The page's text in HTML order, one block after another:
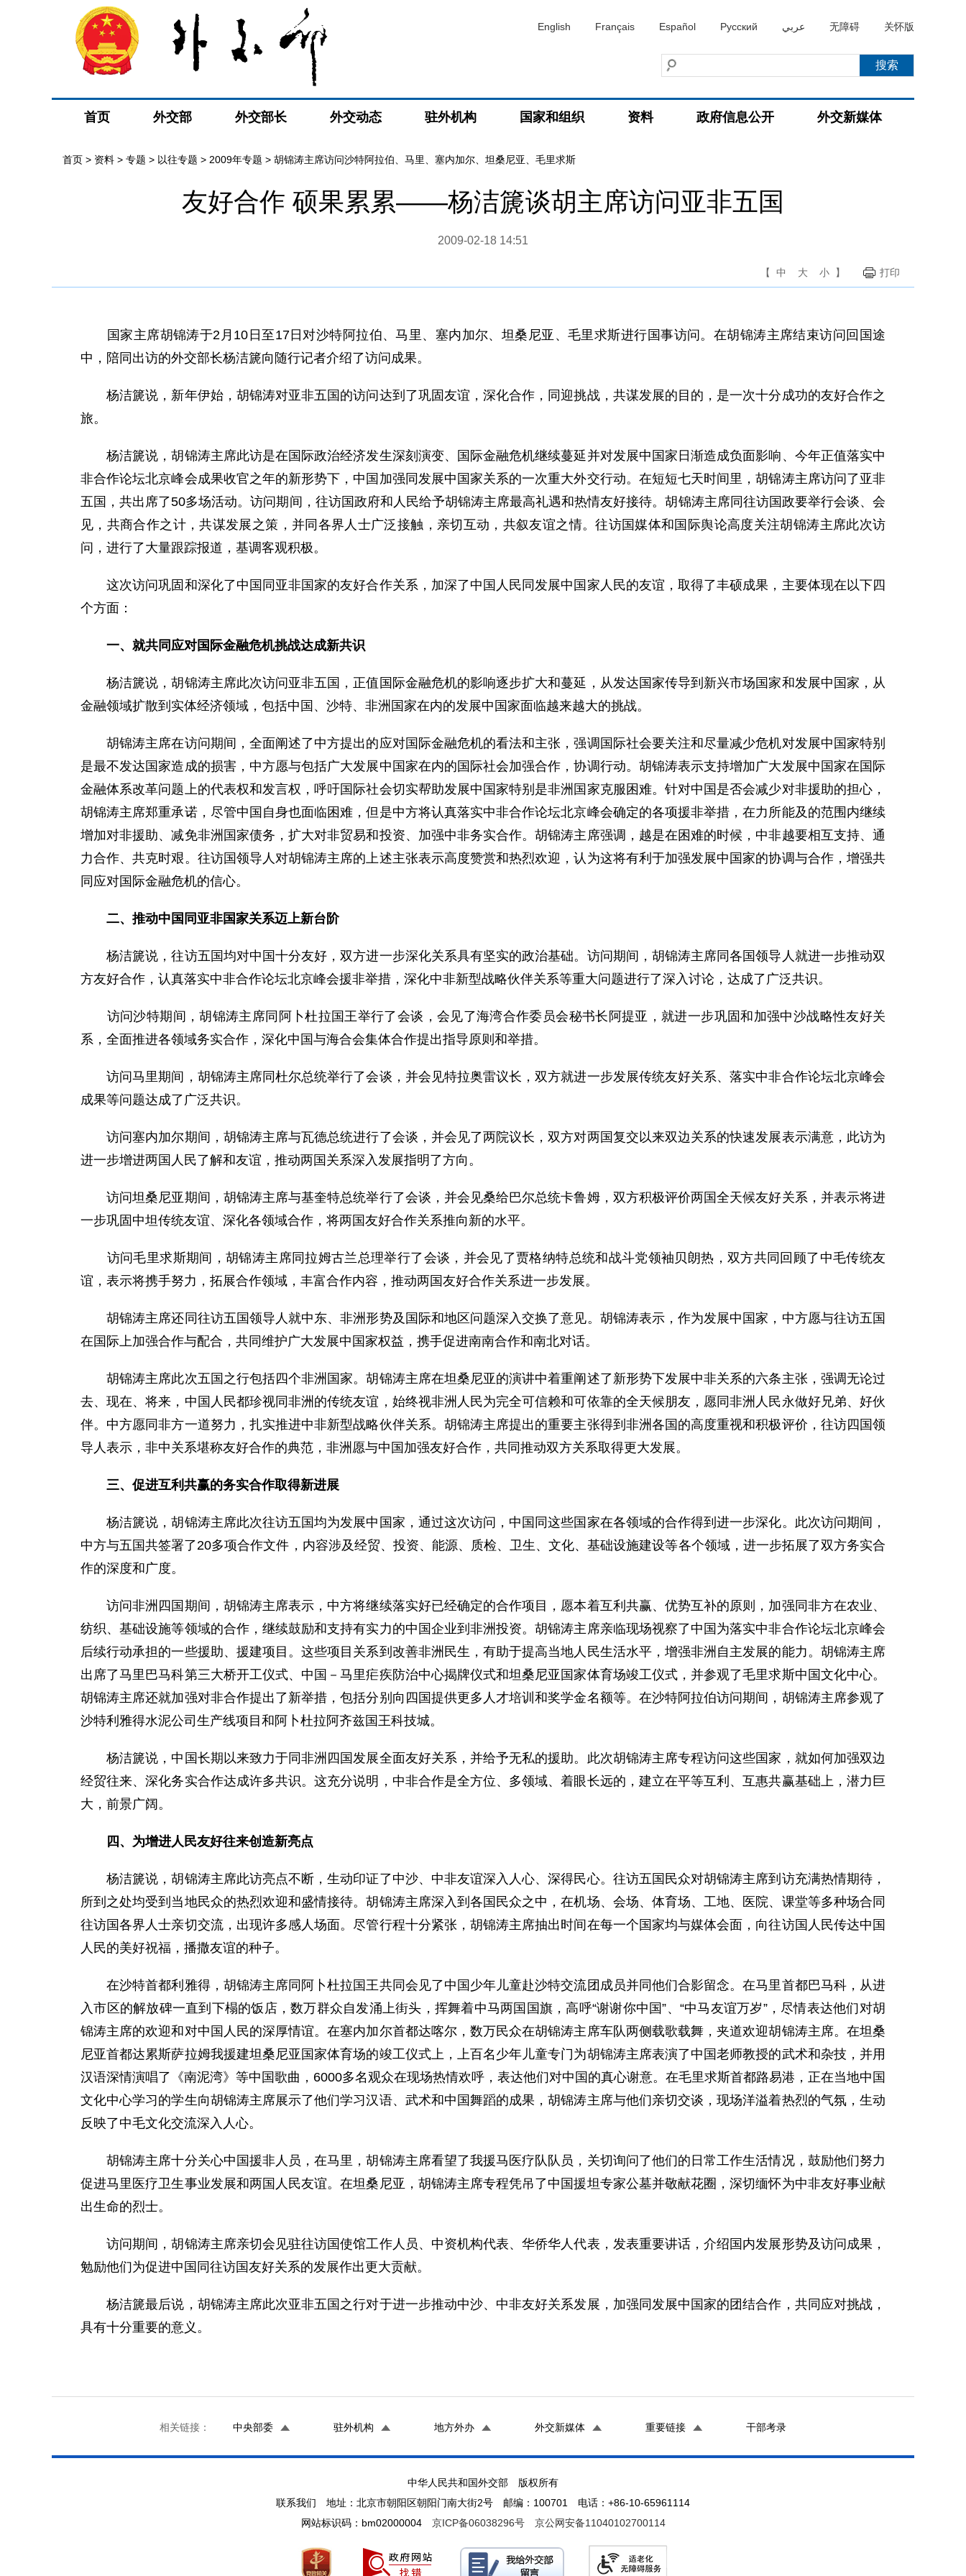
English Français Español Русский عربي 无障碍 关怀版
首页 外交部 外交部长 外交动态 驻外机构 国家和组织 资料 政府信息公开 外交新媒体
首页 > 资料 > 专题 > 以往专题 > 2009年专题 > 胡锦涛主席访问沙特阿拉伯、马里、塞内加尔、坦桑尼亚、毛里求斯
友好合作 硕果累累——杨洁篪谈胡主席访问亚非五国
2009-02-18 14:51
【 中 大 小 】 打印
国家主席胡锦涛于2月10日至17日对沙特阿拉伯、马里、塞内加尔、坦桑尼亚、毛里求斯进行国事访问。在胡锦涛主席结束访问回国途
中，陪同出访的外交部长杨洁篪向随行记者介绍了访问成果。
杨洁篪说，新年伊始，胡锦涛对亚非五国的访问达到了巩固友谊，深化合作，同迎挑战，共谋发展的目的，是一次十分成功的友好合作之
旅。
杨洁篪说，胡锦涛主席此访是在国际政治经济发生深刻演变、国际金融危机继续蔓延并对发展中国家日渐造成负面影响、今年正值落实中
非合作论坛北京峰会成果收官之年的新形势下，中国加强同发展中国家关系的一次重大外交行动。在短短七天时间里，胡锦涛主席访问了亚非
五国，共出席了50多场活动。访问期间，往访国政府和人民给予胡锦涛主席最高礼遇和热情友好接待。胡锦涛主席同往访国政要举行会谈、会
见，共商合作之计，共谋发展之策，并同各界人士广泛接触，亲切互动，共叙友谊之情。往访国媒体和国际舆论高度关注胡锦涛主席此次访
问，进行了大量跟踪报道，基调客观积极。
这次访问巩固和深化了中国同亚非国家的友好合作关系，加深了中国人民同发展中国家人民的友谊，取得了丰硕成果，主要体现在以下四
个方面：
一、就共同应对国际金融危机挑战达成新共识
杨洁篪说，胡锦涛主席此次访问亚非五国，正值国际金融危机的影响逐步扩大和蔓延，从发达国家传导到新兴市场国家和发展中国家，从
金融领域扩散到实体经济领域，包括中国、沙特、非洲国家在内的发展中国家面临越来越大的挑战。
胡锦涛主席在访问期间，全面阐述了中方提出的应对国际金融危机的看法和主张，强调国际社会要关注和尽量减少危机对发展中国家特别
是最不发达国家造成的损害，中方愿与包括广大发展中国家在内的国际社会加强合作，协调行动。胡锦涛表示支持增加广大发展中国家在国际
金融体系改革问题上的代表权和发言权，呼吁国际社会切实帮助发展中国家特别是非洲国家克服困难。针对中国是否会减少对非援助的担心，
胡锦涛主席郑重承诺，尽管中国自身也面临困难，但是中方将认真落实中非合作论坛北京峰会确定的各项援非举措，在力所能及的范围内继续
增加对非援助、减免非洲国家债务，扩大对非贸易和投资、加强中非务实合作。胡锦涛主席强调，越是在困难的时候，中非越要相互支持、通
力合作、共克时艰。往访国领导人对胡锦涛主席的上述主张表示高度赞赏和热烈欢迎，认为这将有利于加强发展中国家的协调与合作，增强共
同应对国际金融危机的信心。
二、推动中国同亚非国家关系迈上新台阶
杨洁篪说，往访五国均对中国十分友好，双方进一步深化关系具有坚实的政治基础。访问期间，胡锦涛主席同各国领导人就进一步推动双
方友好合作，认真落实中非合作论坛北京峰会援非举措，深化中非新型战略伙伴关系等重大问题进行了深入讨论，达成了广泛共识。
访问沙特期间，胡锦涛主席同阿卜杜拉国王举行了会谈，会见了海湾合作委员会秘书长阿提亚，就进一步巩固和加强中沙战略性友好关
系，全面推进各领域务实合作，深化中国与海合会集体合作提出指导原则和举措。
访问马里期间，胡锦涛主席同杜尔总统举行了会谈，并会见特拉奥雷议长，双方就进一步发展传统友好关系、落实中非合作论坛北京峰会
成果等问题达成了广泛共识。
访问塞内加尔期间，胡锦涛主席与瓦德总统进行了会谈，并会见了两院议长，双方对两国复交以来双边关系的快速发展表示满意，此访为
进一步增进两国人民了解和友谊，推动两国关系深入发展指明了方向。
访问坦桑尼亚期间，胡锦涛主席与基奎特总统举行了会谈，并会见桑给巴尔总统卡鲁姆，双方积极评价两国全天候友好关系，并表示将进
一步巩固中坦传统友谊、深化各领域合作，将两国友好合作关系推向新的水平。
访问毛里求斯期间，胡锦涛主席同拉姆古兰总理举行了会谈，并会见了贾格纳特总统和战斗党领袖贝朗热，双方共同回顾了中毛传统友
谊，表示将携手努力，拓展合作领域，丰富合作内容，推动两国友好合作关系进一步发展。
胡锦涛主席还同往访五国领导人就中东、非洲形势及国际和地区问题深入交换了意见。胡锦涛表示，作为发展中国家，中方愿与往访五国
在国际上加强合作与配合，共同维护广大发展中国家权益，携手促进南南合作和南北对话。
胡锦涛主席此次五国之行包括四个非洲国家。胡锦涛主席在坦桑尼亚的演讲中着重阐述了新形势下发展中非关系的六条主张，强调无论过
去、现在、将来，中国人民都珍视同非洲的传统友谊，始终视非洲人民为完全可信赖和可依靠的全天候朋友，愿同非洲人民永做好兄弟、好伙
伴。中方愿同非方一道努力，扎实推进中非新型战略伙伴关系。胡锦涛主席提出的重要主张得到非洲各国的高度重视和积极评价，往访四国领
导人表示，非中关系堪称友好合作的典范，非洲愿与中国加强友好合作，共同推动双方关系取得更大发展。
三、促进互利共赢的务实合作取得新进展
杨洁篪说，胡锦涛主席此次往访五国均为发展中国家，通过这次访问，中国同这些国家在各领域的合作得到进一步深化。此次访问期间，
中方与五国共签署了20多项合作文件，内容涉及经贸、投资、能源、质检、卫生、文化、基础设施建设等各个领域，进一步拓展了双方务实合
作的深度和广度。
访问非洲四国期间，胡锦涛主席表示，中方将继续落实好已经确定的合作项目，愿本着互利共赢、优势互补的原则，加强同非方在农业、
纺织、基础设施等领域的合作，继续鼓励和支持有实力的中国企业到非洲投资。胡锦涛主席亲临现场视察了中国为落实中非合作论坛北京峰会
后续行动承担的一些援助、援建项目。这些项目关系到改善非洲民生，有助于提高当地人民生活水平，增强非洲自主发展的能力。胡锦涛主席
出席了马里巴马科第三大桥开工仪式、中国－马里疟疾防治中心揭牌仪式和坦桑尼亚国家体育场竣工仪式，并参观了毛里求斯中国文化中心。
胡锦涛主席还就加强对非合作提出了新举措，包括分别向四国提供更多人才培训和奖学金名额等。在沙特阿拉伯访问期间，胡锦涛主席参观了
沙特利雅得水泥公司生产线项目和阿卜杜拉阿齐兹国王科技城。
杨洁篪说，中国长期以来致力于同非洲四国发展全面友好关系，并给予无私的援助。此次胡锦涛主席专程访问这些国家，就如何加强双边
经贸往来、深化务实合作达成许多共识。这充分说明，中非合作是全方位、多领域、着眼长远的，建立在平等互利、互惠共赢基础上，潜力巨
大，前景广阔。
四、为增进人民友好往来创造新亮点
杨洁篪说，胡锦涛主席此访亮点不断，生动印证了中沙、中非友谊深入人心、深得民心。往访五国民众对胡锦涛主席到访充满热情期待，
所到之处均受到当地民众的热烈欢迎和盛情接待。胡锦涛主席深入到各国民众之中，在机场、会场、体育场、工地、医院、课堂等多种场合同
往访国各界人士亲切交流，出现许多感人场面。尽管行程十分紧张，胡锦涛主席抽出时间在每一个国家均与媒体会面，向往访国人民传达中国
人民的美好祝福，播撒友谊的种子。
在沙特首都利雅得，胡锦涛主席同阿卜杜拉国王共同会见了中国少年儿童赴沙特交流团成员并同他们合影留念。在马里首都巴马科，从进
入市区的解放碑一直到下榻的饭店，数万群众自发涌上街头，挥舞着中马两国国旗，高呼“谢谢你中国”、“中马友谊万岁”，尽情表达他们对胡
锦涛主席的欢迎和对中国人民的深厚情谊。在塞内加尔首都达喀尔，数万民众在胡锦涛主席车队两侧载歌载舞，夹道欢迎胡锦涛主席。在坦桑
尼亚首都达累斯萨拉姆我援建坦桑尼亚国家体育场的竣工仪式上，上百名少年儿童专门为胡锦涛主席表演了中国老师教授的武术和杂技，并用
汉语深情演唱了《南泥湾》等中国歌曲，6000多名观众在现场热情欢呼，表达他们对中国的真心谢意。在毛里求斯首都路易港，正在当地中国
文化中心学习的学生向胡锦涛主席展示了他们学习汉语、武术和中国舞蹈的成果，胡锦涛主席与他们亲切交谈，现场洋溢着热烈的气氛，生动
反映了中毛文化交流深入人心。
胡锦涛主席十分关心中国援非人员，在马里，胡锦涛主席看望了我援马医疗队队员，关切询问了他们的日常工作生活情况，鼓励他们努力
促进马里医疗卫生事业发展和两国人民友谊。在坦桑尼亚，胡锦涛主席专程凭吊了中国援坦专家公墓并敬献花圈，深切缅怀为中非友好事业献
出生命的烈士。
访问期间，胡锦涛主席亲切会见驻往访国使馆工作人员、中资机构代表、华侨华人代表，发表重要讲话，介绍国内发展形势及访问成果，
勉励他们为促进中国同往访国友好关系的发展作出更大贡献。
杨洁篪最后说，胡锦涛主席此次亚非五国之行对于进一步推动中沙、中非友好关系发展，加强同发展中国家的团结合作，共同应对挑战，
具有十分重要的意义。
相关链接： 中央部委 驻外机构 地方外办 外交新媒体 重要链接 干部考录
中华人民共和国外交部 版权所有
联系我们 地址：北京市朝阳区朝阳门南大街2号 邮编：100701 电话：+86-10-65961114
网站标识码：bm02000004 京ICP备06038296号 京公网安备11040102700114